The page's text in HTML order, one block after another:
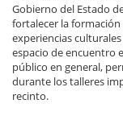
Gobierno del Estado
fortalecer la formación
experiencias
espacio de encuentro
público en general,
durante los talleres
recinto.